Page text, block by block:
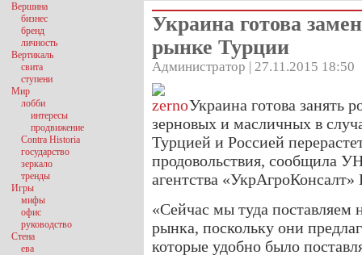
Украина готова
рынке Турции
Администратор | 27.11.2015 18:50
Украина готова занять
зерновых и масличных в
Турцией и Россией
продовольствия, сообщила
агентства
«Сейчас мы туда поставляем
рынка, поскольку они
которые удобно было
Вершина
бизнес
бренд
личность
Вертикаль
свита
ступени
Мир
лобби
интересы
продвижение
Contra Historia
государство
зеркало
тренды
Игры
мифы
офис
руководство
Стена
ева